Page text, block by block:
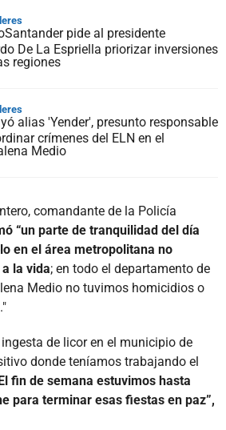
pide al presidente
De La Espriella priorizar inversiones
regiones
alias 'Yender', presunto responsable
crímenes del ELN en el
Medio
comandante de la Policía
“un parte de tranquilidad del día
en el área metropolitana no
la vida; en todo el departamento de
Medio no tuvimos homicidios o
de licor en el municipio de
donde teníamos trabajando el
fin de semana estuvimos hasta
para terminar esas fiestas en paz”,